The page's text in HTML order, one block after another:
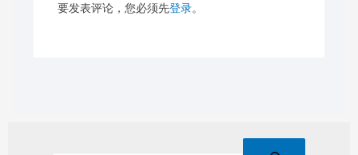
要发表评论，您必须先登录。